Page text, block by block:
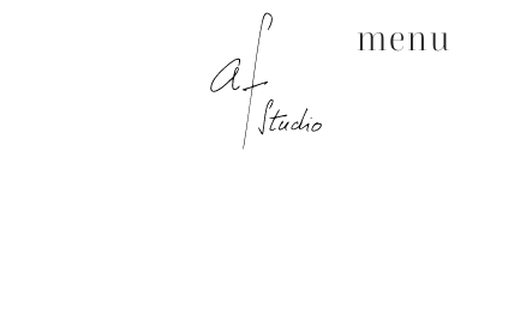
menu